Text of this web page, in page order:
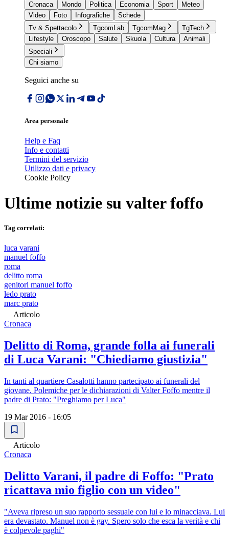
Cronaca
Mondo Politica Economia Sport
Meteo
Video
Foto Infografiche
Schede
Tv & Spettacolo
TgcomLab TgcomMag
TgTech
Lifestyle
Oroscopo Salute Skuola Cultura
Animali
Speciali
Chi siamo
Seguici anche su
Area personale
Help e Faq
Info e contatti
Termini del servizio
Utilizzo dati e privacy
Cookie Policy
Ultime notizie su valter foffo
Tag correlati:
luca varani
manuel foffo
roma
delitto roma
genitori manuel foffo
ledo prato
marc prato
Articolo
Cronaca
Delitto di Roma, grande folla ai funerali
di Luca Varani: "Chiediamo giustizia"
In tanti al quartiere Casalotti hanno partecipato ai funerali del
giovane. Polemiche per le dichiarazioni di Valter Foffo mentre il
padre di Prato: "Preghiamo per Luca"
19 Mar 2016 - 16:05
Articolo
Cronaca
Delitto Varani, il padre di Foffo: "Prato
ricattava mio figlio con un video"
"Aveva ripreso un suo rapporto sessuale con lui e lo minacciava. Lui
era devastato. Manuel non è gay. Spero solo che esca la verità e chi
è colpevole paghi"